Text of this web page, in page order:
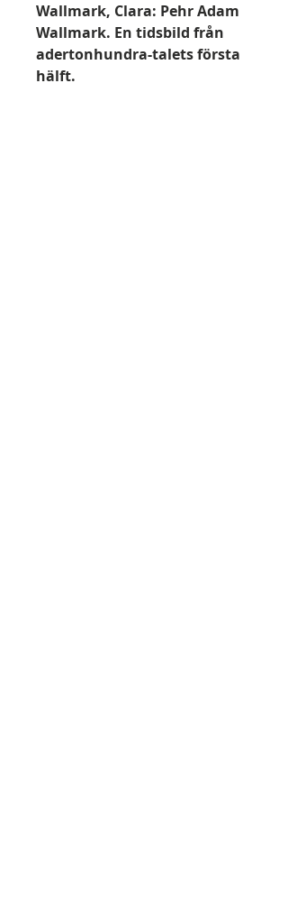
Wallmark, Clara: Pehr Adam
Wallmark. En tidsbild från
adertonhundra-talets första
hälft.